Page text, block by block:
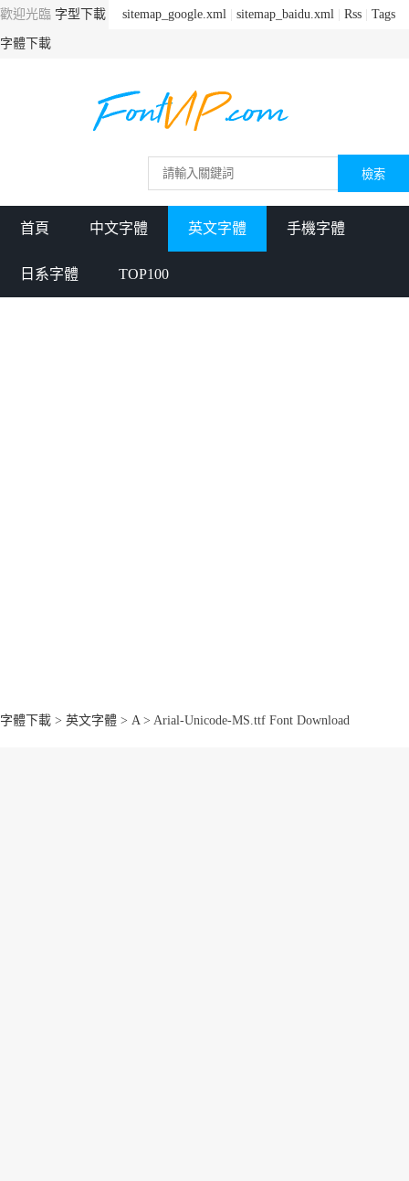
sitemap_google.xml sitemap_baidu.xml Rss Tags
歡迎光臨 字型下載
字體下載
首頁 中文字體 英文字體 手機字體
日系字體 TOP100
字體下載 > 英文字體 > A> Arial-Unicode-MS.ttf Font Download